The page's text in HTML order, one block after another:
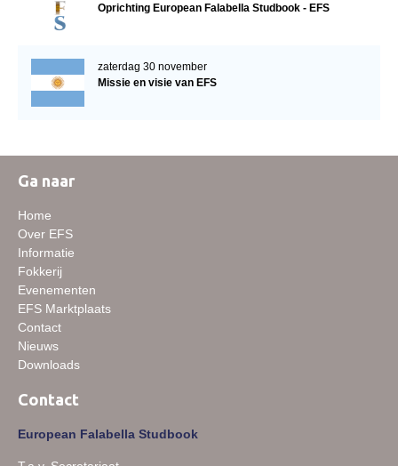
Oprichting European Falabella Studbook - EFS
zaterdag 30 november
Missie en visie van EFS
Ga naar
Home
Over EFS
Informatie
Fokkerij
Evenementen
EFS Marktplaats
Contact
Nieuws
Downloads
Contact
European Falabella Studbook